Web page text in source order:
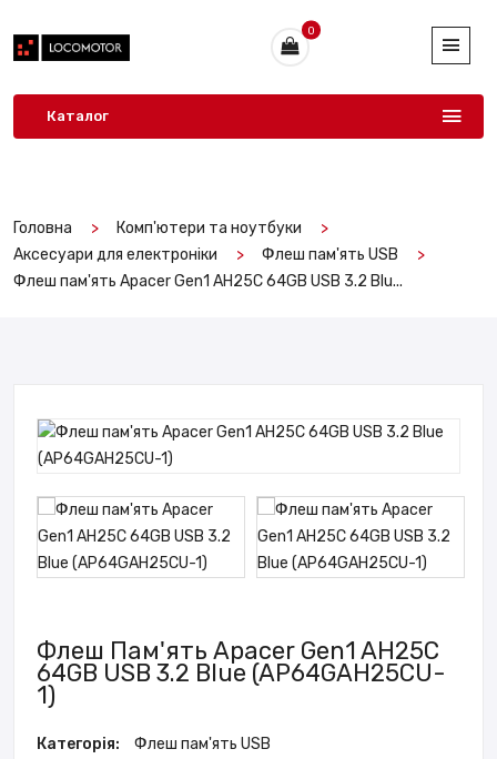
0
Каталог
Головна
Комп'ютери та ноутбуки
Аксесуари для електроніки
Флеш пам'ять USB
Флеш пам'ять Apacer Gen1 AH25C 64GB USB 3.2 Blu...
Флеш Пам'ять Apacer Gen1 AH25C
64GB USB 3.2 Blue (AP64GAH25CU-
1)
Категорія: Флеш пам'ять USB